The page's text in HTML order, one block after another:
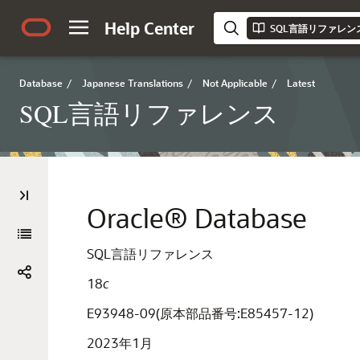
Help Center SQL言語リファレン
Database / Japanese Translations / Not Applicable / Latest
SQL言語リファレンス
Oracle® Database
SQL言語リファレンス
18c
E93948-09(原本部品番号:E85457-12)
2023年1月